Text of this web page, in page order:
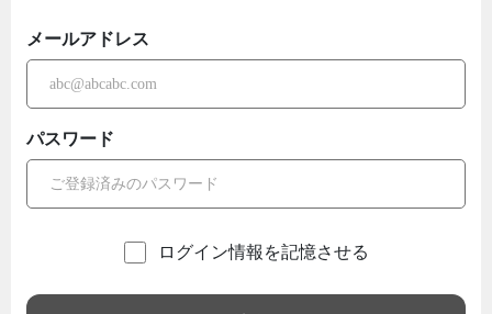
メールアドレス
パスワード
ログイン情報を記憶させる